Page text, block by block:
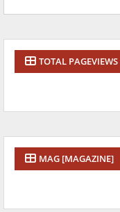
TOTAL PAGEVIEWS
MAG [MAGAZINE]